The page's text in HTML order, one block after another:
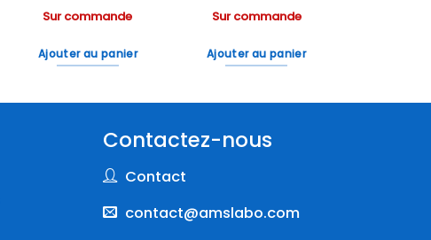
Sur commande
Ajouter au panier
Sur commande
Ajouter au panier
Contactez-nous
Contact
contact@amslabo.com